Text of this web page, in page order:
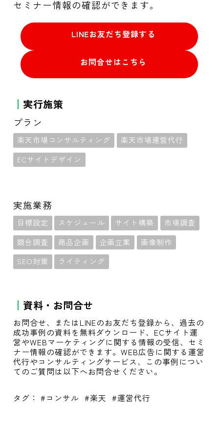
セミナー情報の確認ができます。
LINEお友だち登録する
お問合せはこちら
実行施策
プラン
楽天市場コンサルティング
楽天市場運営代行
ECサイトデザイン
実施業務
目標設定 スケジュール サイト構築
市場調査
競合調査
商品企画 企画立案
画像制作
SEO対策
ライティング
資料・お問合せ
お問合せ、またはLINEのお友だち登録から、過去の
成功事例の資料を無料ダウンロード、ECサイト運
営やWEBマーケティングに関する情報の受信、セミ
ナー情報の確認ができます。WEB広告に関する運営
代行やコンサルティングサービス、この事例につい
てのご質問は以下へお問合せください。
タグ： コンサル 楽天 運営代行